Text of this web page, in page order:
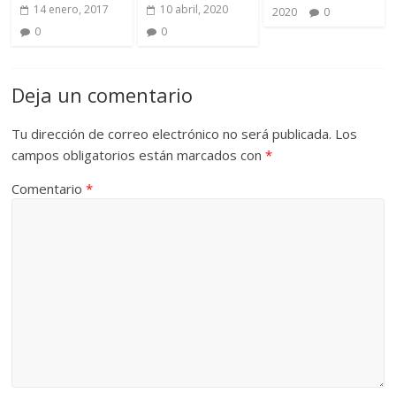
14 enero, 2017
0
10 abril, 2020
0
2020
0
Deja un comentario
Tu dirección de correo electrónico no será publicada. Los
campos obligatorios están marcados con*
Comentario*